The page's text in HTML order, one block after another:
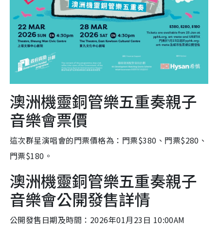
澳洲機靈銅管樂五重奏親子
音樂會票價
這次群星演唱會的門票價格為：門票$380、門票$280、
門票$180。
澳洲機靈銅管樂五重奏親子
音樂會公開發售詳情
公開發售日期及時間：2026年01月23日 10:00AM